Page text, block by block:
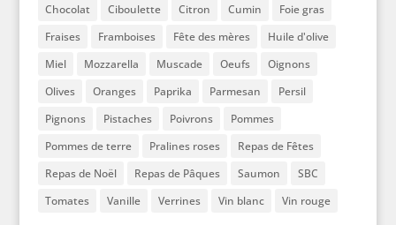
Chocolat
Ciboulette Citron Cumin
Foie gras
Fraises
Framboises Fête des mères
Huile d'olive
Miel
Mozzarella Muscade Oeufs
Oignons
Olives
Oranges Paprika Parmesan
Persil
Pignons
Pistaches Poivrons
Pommes
Pommes de terre
Pralines roses
Repas de Fêtes
Repas de Noël
Repas de Pâques Saumon
SBC
Tomates
Vanille Verrines Vin blanc Vin rouge